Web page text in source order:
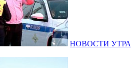
НОВОСТИ УТРА